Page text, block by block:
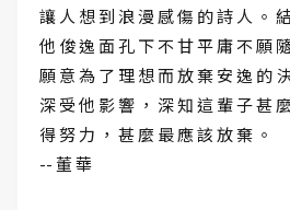
讓 人 想 到 浪 漫 感 傷 的 詩 人 。
他 俊 逸 面 孔 下 不 甘 平 庸 不 願
願 意 為 了 理 想 而 放 棄 安 逸 的
深 受 他 影 響 ， 深 知 這 輩 子 甚
得 努 力 ， 甚 麼 最 應 該 放 棄 。
-- 董 華